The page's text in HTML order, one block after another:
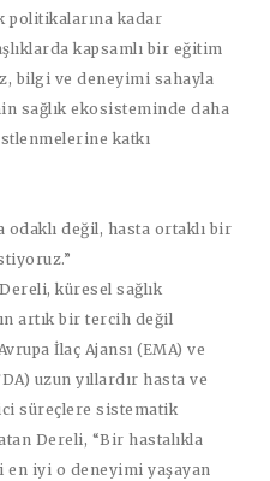
politikalarına kadar
kapsamlı bir eğitim
bilgi ve deneyimi sahayla
sağlık ekosisteminde daha
katkı
odaklı değil, hasta ortaklı bir
küresel sağlık
artık bir tercih değil
İlaç Ajansı (EMA) ve
uzun yıllardır hasta ve
süreçlere sistematik
Dereli, “Bir hastalıkla
en iyi o deneyimi yaşayan